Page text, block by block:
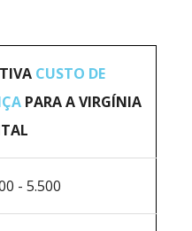
CUSTO DE
PARA A VIRGÍNIA
- 5.500